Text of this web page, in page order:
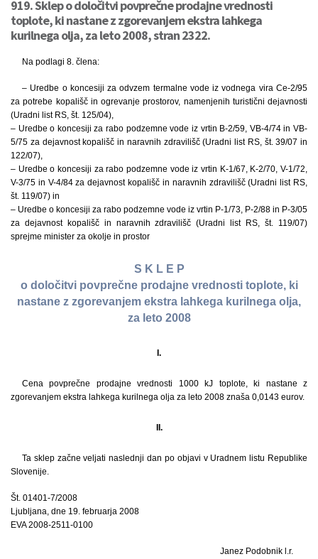
919. Sklep o določitvi povprečne prodajne vrednosti
toplote, ki nastane z zgorevanjem ekstra lahkega
kurilnega olja, za leto 2008, stran 2322.
Na podlagi 8. člena:
– Uredbe o koncesiji za odvzem termalne vode iz vodnega vira Ce-2/95
za potrebe kopališč in ogrevanje prostorov, namenjenih turistični dejavnosti
(Uradni list RS, št. 125/04),
– Uredbe o koncesiji za rabo podzemne vode iz vrtin B-2/59, VB-4/74 in VB-
5/75 za dejavnost kopališč in naravnih zdravilišč (Uradni list RS, št. 39/07 in
122/07),
– Uredbe o koncesiji za rabo podzemne vode iz vrtin K-1/67, K-2/70, V-1/72,
V-3/75 in V-4/84 za dejavnost kopališč in naravnih zdravilišč (Uradni list RS,
št. 119/07) in
– Uredbe o koncesiji za rabo podzemne vode iz vrtin P-1/73, P-2/88 in P-3/05
za dejavnost kopališč in naravnih zdravilišč (Uradni list RS, št. 119/07)
sprejme minister za okolje in prostor
S K L E P
o določitvi povprečne prodajne vrednosti toplote, ki
nastane z zgorevanjem ekstra lahkega kurilnega olja,
za leto 2008
I.
Cena povprečne prodajne vrednosti 1000 kJ toplote, ki nastane z
zgorevanjem ekstra lahkega kurilnega olja za leto 2008 znaša 0,0143 eurov.
II.
Ta sklep začne veljati naslednji dan po objavi v Uradnem listu Republike
Slovenije.
Št. 01401-7/2008
Ljubljana, dne 19. februarja 2008
EVA 2008-2511-0100
Janez Podobnik l.r.